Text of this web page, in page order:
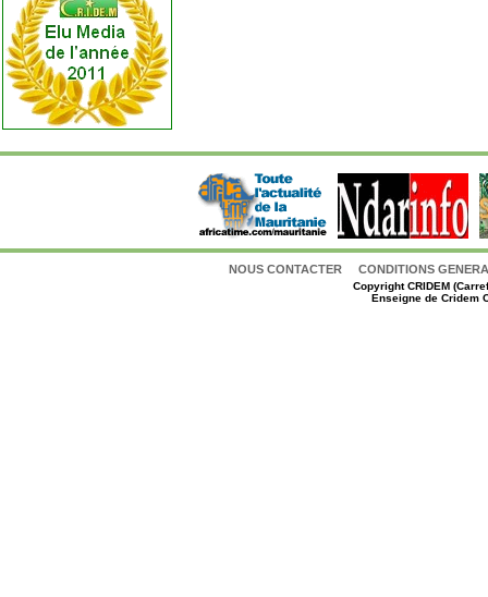
NOUS CONTACTER CONDITIONS
CopyrightCRIDEM
Enseigne de Cridem